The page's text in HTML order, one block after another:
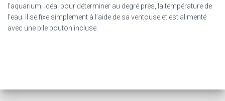
l’aquarium. Idéal pour déterminer au degré près, la température de
l’eau. Il se fixe simplement à l’aide de sa ventouse et est alimenté
avec une pile bouton incluse.